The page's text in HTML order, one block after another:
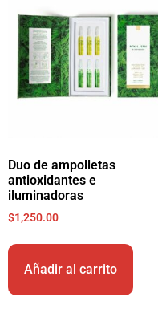
Duo de ampolletas
antioxidantes e
iluminadoras
$1,250.00
Añadir al carrito